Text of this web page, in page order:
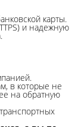
карты.
и надежную
в которые не
на обратную